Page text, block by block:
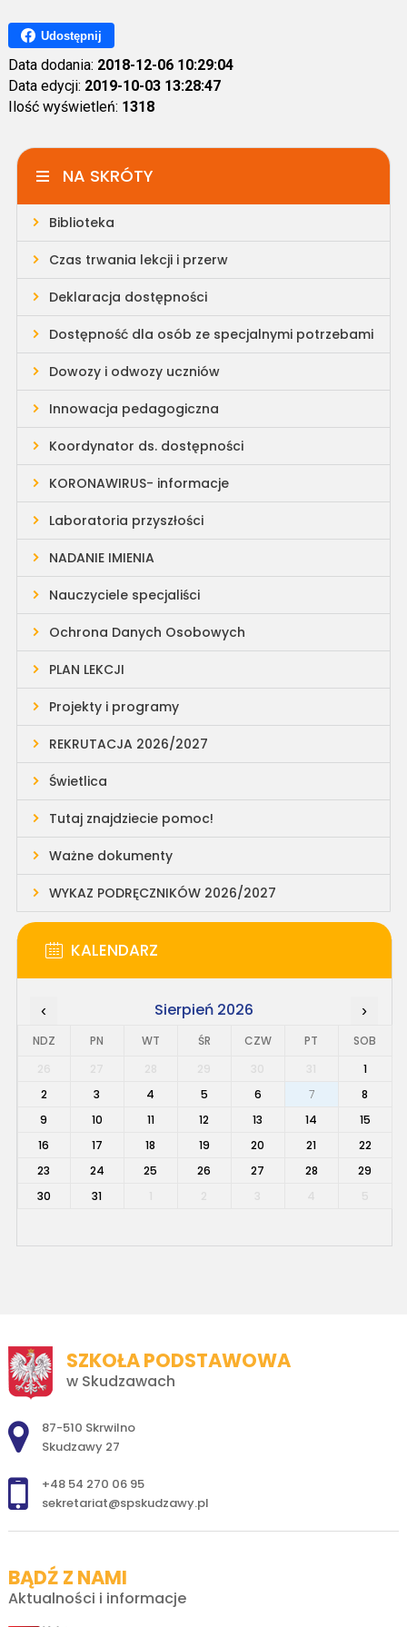
Udostępnij
Data dodania: 2018-12-06 10:29:04
Data edycji: 2019-10-03 13:28:47
Ilość wyświetleń: 1318
NA SKRÓTY
Biblioteka
Czas trwania lekcji i przerw
Deklaracja dostępności
Dostępność dla osób ze specjalnymi potrzebami
Dowozy i odwozy uczniów
Innowacja pedagogiczna
Koordynator ds. dostępności
KORONAWIRUS- informacje
Laboratoria przyszłości
NADANIE IMIENIA
Nauczyciele specjaliści
Ochrona Danych Osobowych
PLAN LEKCJI
Projekty i programy
REKRUTACJA 2026/2027
Świetlica
Tutaj znajdziecie pomoc!
Ważne dokumenty
WYKAZ PODRĘCZNIKÓW 2026/2027
KALENDARZ
‹ Sierpień 2026 ›
NDZ PN WT ŚR CZW PT
SOB
1
2
3 4 5 6 7
8
9
10 11 12 13 14
15
16
17 18 19 20 21
22
23
24 25 26 27 28
29
30
31
SZKOŁA PODSTAWOWA
w Skudzawach
Adres pocztowy:
87-510 Skrwilno
Skudzawy 27
+48 54 270 06 95
sekretariat@spskudzawy.pl
BĄDŹ Z NAMI
Aktualności i informacje